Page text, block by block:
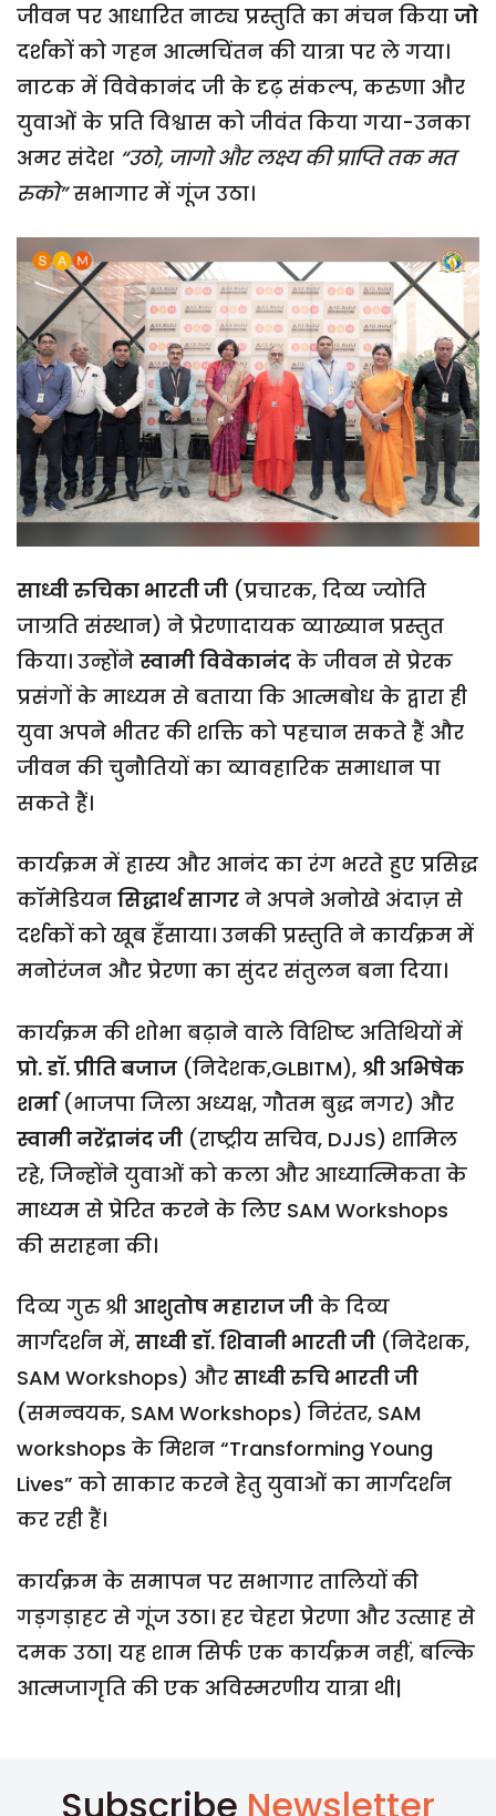
जीवन पर आधारित नाट्य प्रस्तुति का मंचन किया जो
दर्शकों को गहन आत्मचिंतन की यात्रा पर ले गया।
नाटक में विवेकानंद जी केदृढ़ संकल्प, करुणा और
युवाओं के प्रति विश्वास को जीवंत किया गया-उनका
अमर संदेश “उठो, जागो और लक्ष्य की प्राप्ति तक मत
रुको”सभागार में गूंज उठा।
साध्वीरुचिका भारतीजी (प्रचारक, दिव्य ज्योति
जाग्रति संस्थान) ने प्रेरणादायक व्याख्यान प्रस्तुत
किया। उन्होंने स्वामीविवेकानंद के जीवन से प्रेरक
प्रसंगों के माध्यम से बताया कि आत्मबोध के द्वारा ही
युवा अपने भीतर की शक्ति को पहचान सकते हैं और
जीवन की चुनौतियों का व्यावहारिक समाधान पा
सकते हैं।
कार्यक्रम में हास्य और आनंद का रंग भरते हुए प्रसिद्ध
कॉमेडियन सिद्धार्थसागर ने अपने अनोखे अंदाज़ से
दर्शकों को खूब हँसाया। उनकी प्रस्तुति ने कार्यक्रम में
मनोरंजन और प्रेरणा का सुंदर संतुलन बना दिया।
कार्यक्रम की शोभा बढ़ाने वाले विशिष्ट अतिथियों में
प्रो.डॉ.प्रीतिबजाज (निदेशक,GLBITM), श्री अभिषेक
शर्मा(भाजपा जिला अध्यक्ष, गौतम बुद्ध नगर) और
स्वामीनरेंद्रानंदजी (राष्ट्रीय सचिव, DJJS) शामिल
रहे, जिन्होंने युवाओं को कला और आध्यात्मिकता के
माध्यम से प्रेरित करने के लिए SAM Workshops
की सराहना की।
दिव्य गुरु श्री आशुतोषमहाराजजी के दिव्य
मार्गदर्शन में, साध्वीडॉ.शिवानी भारतीजी (निदेशक,
SAM Workshops) और साध्वीरुचि भारतीजी
(समन्वयक, SAM Workshops) निरंतर, SAM
workshops के मिशन “Transforming Young
Lives” को साकार करने हेतु युवाओं का मार्गदर्शन
कर रही हैं।
कार्यक्रम के समापन पर सभागार तालियों की
गड़गड़ाहट से गूंज उठा। हर चेहरा प्रेरणा और उत्साह से
दमक उठा| यह शाम सिर्फ एक कार्यक्रम नहीं, बल्कि
आत्मजागृति की एक अविस्मरणीय यात्रा थी|
Subscribe Newsletter